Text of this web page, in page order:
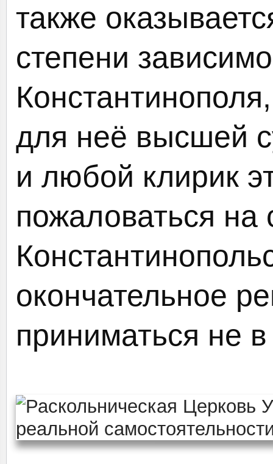
также
степени
для неё высшей
и любой клирик
пожаловаться на
окончательное
приниматься не